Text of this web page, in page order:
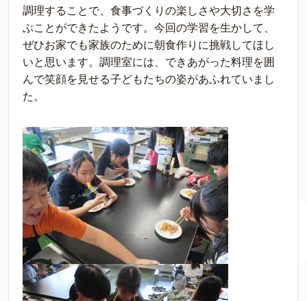
調理することで、食事づくりの楽しさや大切さを学
ぶことができたようです。今回の学習を生かして、
ぜひお家でも家族のために朝食作りに挑戦してほし
いと思います。調理室には、できあがった料理を囲
んで笑顔を見せる子どもたちの姿があふれていまし
た。